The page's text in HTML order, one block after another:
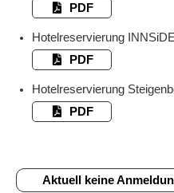
PDF
Hotelreservierung
PDF
Hotelreservierung
PDF
Aktuell keine